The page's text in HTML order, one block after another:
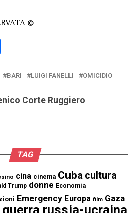
©
Condividi
BARI LUIGI FANELLI OMICIDIO
Corte Ruggiero
TAG
cina cinema Cuba cultura
Trump donne Economia
Emergency Europa film Gaza
guerra russia-ucraina